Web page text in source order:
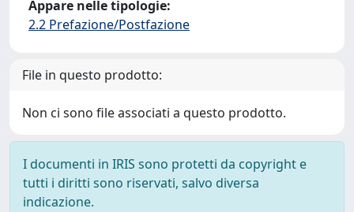
Appare nelle tipologie:
2.2 Prefazione/Postfazione
File in questo prodotto:
Non ci sono file associati a questo prodotto.
I documenti in IRIS sono protetti da copyright e
tutti i diritti sono riservati, salvo diversa
indicazione.